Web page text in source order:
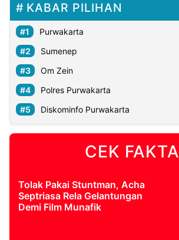
KABAR PILIHAN
Purwakarta
Sumenep
Om Zein
Polres Purwakarta
Diskominfo Purwakarta
CEK FAKTA
Tolak Pakai Stuntman, Acha
Septriasa Rela Gelantungan
Demi Film Munafik